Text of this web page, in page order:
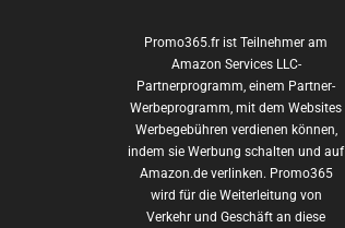
Promo365.fr ist Teilnehmer am
Amazon Services LLC-
Partnerprogramm, einem Partner-
Werbeprogramm, mit dem Websites
Werbegebühren verdienen können,
indem sie Werbung schalten und auf
Amazon.de verlinken. Promo365
wird für die Weiterleitung von
Verkehr und Geschäft an diese